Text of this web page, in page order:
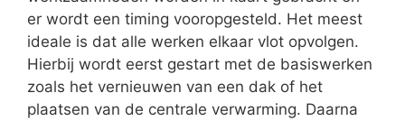
er wordt een timing vooropgesteld. Het meest
ideale is dat alle werken elkaar vlot opvolgen.
Hierbij wordt eerst gestart met de basiswerken
zoals het vernieuwen van een dak of het
plaatsen van de centrale verwarming. Daarna